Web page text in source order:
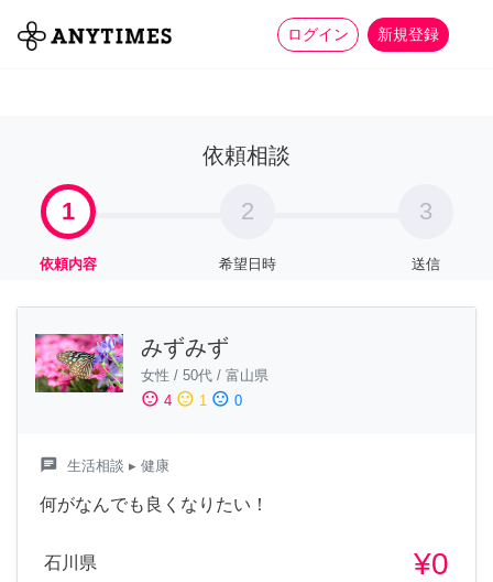
ログイン 新規登録
全て 家事 more_horiz
依頼相談
1
依頼内容
2
希望日時
3
送信
みずみず
女性 / 50代 / 富山県
sentiment_satisfied 4 sentiment_neutral 1 sentiment_dissatisfied 0
chat 生活相談 ▸ 健康
何がなんでも良くなりたい！
石川県 ¥0